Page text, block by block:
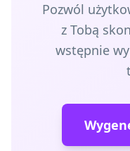
Pozwól
z Tobą
wstępnie